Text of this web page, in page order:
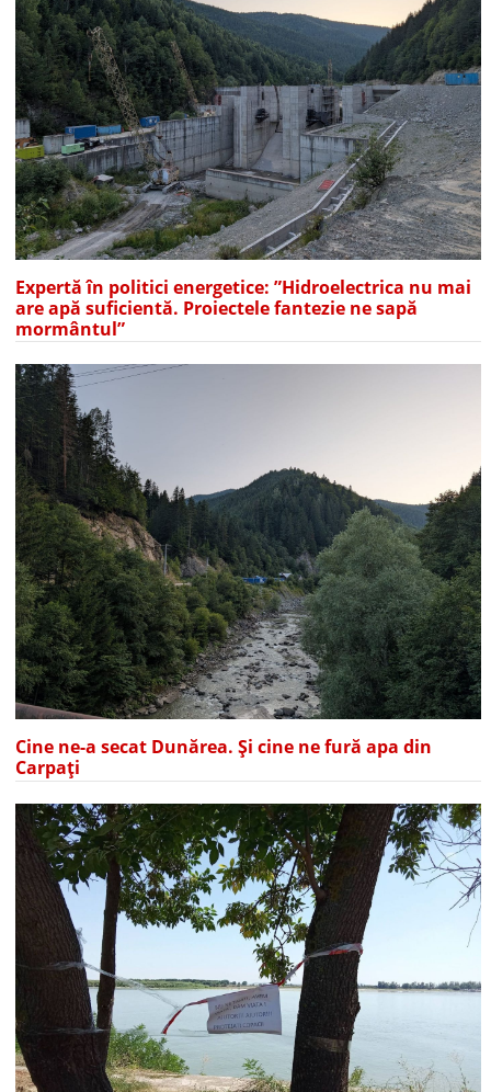
Expertă în politici energetice: ”Hidroelectrica nu mai
are apă suficientă. Proiectele fantezie ne sapă
mormântul”
Cine ne-a secat Dunărea. Și cine ne fură apa din
Carpați